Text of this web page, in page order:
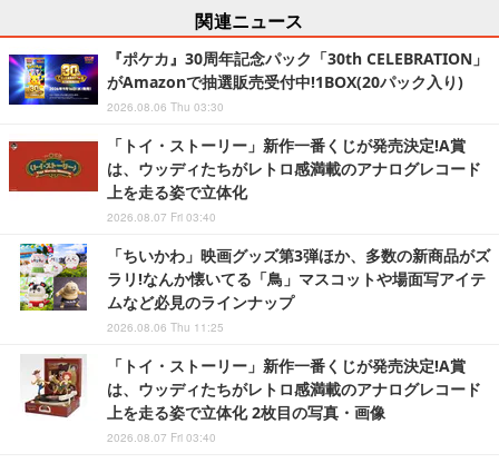
関連ニュース
『ポケカ』30周年記念パック「30th CELEBRATION」
がAmazonで抽選販売受付中!1BOX(20パック入り)
2026.08.06 Thu 03:30
「トイ・ストーリー」新作一番くじが発売決定!A賞
は、ウッディたちがレトロ感満載のアナログレコード
上を走る姿で立体化
2026.08.07 Fri 03:40
「ちいかわ」映画グッズ第3弾ほか、多数の新商品がズ
ラリ!なんか懐いてる「鳥」マスコットや場面写アイテ
ムなど必見のラインナップ
2026.08.06 Thu 11:25
「トイ・ストーリー」新作一番くじが発売決定!A賞
は、ウッディたちがレトロ感満載のアナログレコード
上を走る姿で立体化 2枚目の写真・画像
2026.08.07 Fri 03:40